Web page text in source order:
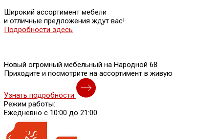
Широкий ассортимент мебели
и отличные предложения ждут вас!
Подробности здесь
Новый огромный мебельный на Народной 68
Приходите и посмотрите на ассортимент в живую
Узнать подробности
Режим работы:
Ежедневно с 10:00 до 21:00